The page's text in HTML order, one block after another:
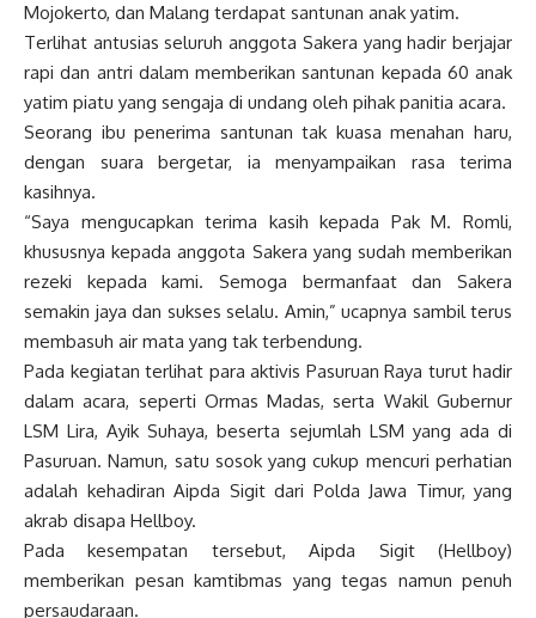
Mojokerto, dan Malang terdapat santunan anak yatim.
Terlihat antusias seluruh anggota Sakera yang hadir berjajar
rapi dan antri dalam memberikan santunan kepada 60 anak
yatim piatu yang sengaja di undang oleh pihak panitia acara.
Seorang ibu penerima santunan tak kuasa menahan haru,
dengan suara bergetar, ia menyampaikan rasa terima
kasihnya.
“Saya mengucapkan terima kasih kepada Pak M. Romli,
khususnya kepada anggota Sakera yang sudah memberikan
rezeki kepada kami. Semoga bermanfaat dan Sakera
semakin jaya dan sukses selalu. Amin,” ucapnya sambil terus
membasuh air mata yang tak terbendung.
Pada kegiatan terlihat para aktivis Pasuruan Raya turut hadir
dalam acara, seperti Ormas Madas, serta Wakil Gubernur
LSM Lira, Ayik Suhaya, beserta sejumlah LSM yang ada di
Pasuruan. Namun, satu sosok yang cukup mencuri perhatian
adalah kehadiran Aipda Sigit dari Polda Jawa Timur, yang
akrab disapa Hellboy.
Pada kesempatan tersebut, Aipda Sigit (Hellboy)
memberikan pesan kamtibmas yang tegas namun penuh
persaudaraan.